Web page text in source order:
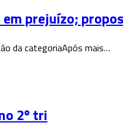
prejuízo;
da categoriaApós mais…
2º tri